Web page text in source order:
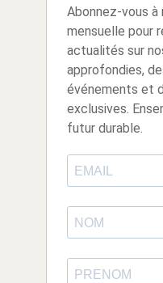
Abonnez-vous
mensuelle pour
actualités sur
approfondies,
événements et
exclusives.
futur durable.